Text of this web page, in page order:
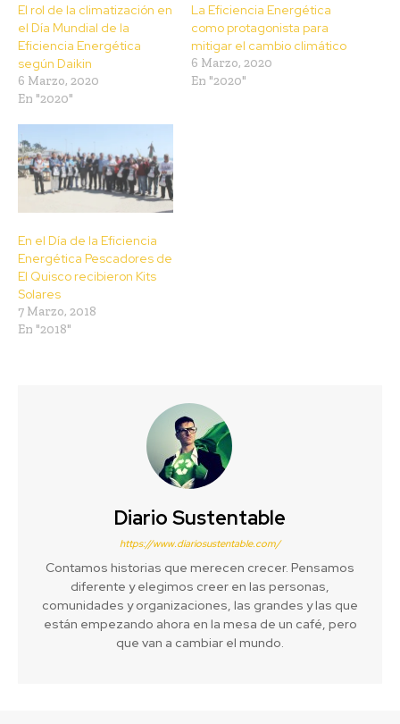
El rol de la climatización en
el Día Mundial de la
Eficiencia Energética
según Daikin
6 Marzo, 2020
En "2020"
La Eficiencia Energética
como protagonista para
mitigar el cambio climático
6 Marzo, 2020
En "2020"
En el Día de la Eficiencia
Energética Pescadores de
El Quisco recibieron Kits
Solares
7 Marzo, 2018
En "2018"
Diario Sustentable
https://www.diariosustentable.com/
Contamos historias que merecen crecer. Pensamos
diferente y elegimos creer en las personas,
comunidades y organizaciones, las grandes y las que
están empezando ahora en la mesa de un café, pero
que van a cambiar el mundo.